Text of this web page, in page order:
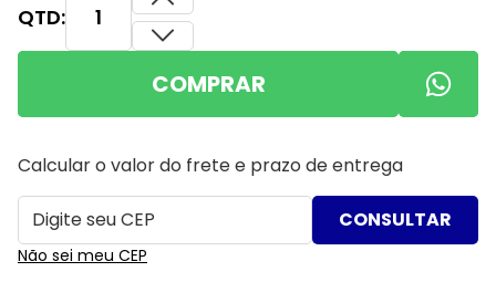
QTD:
COMPRAR
Calcular o valor do frete e prazo de entrega
Não sei meu CEP